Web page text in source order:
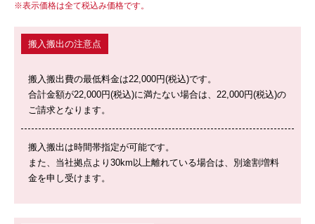
表示価格は全て税込み価格です。
搬入搬出の注意点
搬入搬出費の最低料金は22,000円(税込)です。
合計金額が22,000円(税込)に満たない場合は、22,000円(税込)の
ご請求となります。
搬入搬出は時間帯指定が可能です。
また、当社拠点より30km以上離れている場合は、別途割増料
金を申し受けます。